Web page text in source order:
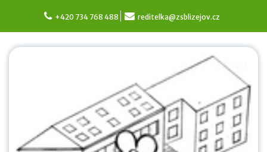
content
+420 734 768 488 reditelka@zsblizejov.cz